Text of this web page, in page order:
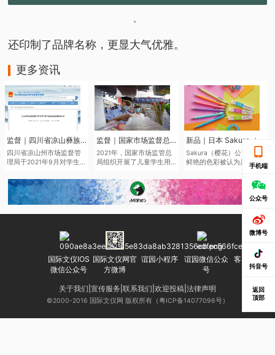
还印制了品牌名称，更显大气优雅。
更多资讯
监督｜四川省凉山彝族自治州市场监督管理局于近日发布了2021年第二批产品质量监督抽查结果
四川省凉山州市场监督管
理局于2021年9月对学生文
儿童学生用品开展质量监
督抽查545批次。其中，儿
童学生用品监督抽查307批
监督｜国家市场监督总局通报儿童学生用品产品2021年抽查情况
2021年，国家市场监管总
局组织开展了儿童学生用
查，共抽查了2050家企业
生产的2186批次儿童学生
用品，涉及玩具、童车、
头盔等7种产品。其中，学
生文具抽查不合格率
7.0%，主要涉及浙江省、
广东省等产地的生产企
业。
Sakura（樱花）公司鉴于
鲜艳的色彩被认为是2022
年的色彩趋势，该品牌现
在正在扩大其产品范围，
本次“Sakura Color
Products”新系列包括六种
和三种新的橡皮擦，每种
手机端
公众号
微博号
抖音号
返回
顶部
国际文仪IOS
微信公众号
国际文仪网官
方微博
谊园小程序
谊园微信公众
号
客服微信号
关于我们 宣传服务 联系我们 欢迎投稿 法律声明
©2000-2016 国际文仪网 版权所有（粤ICP备14077096号）